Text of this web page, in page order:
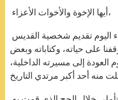
أيها الإخوة والأخوات الأعزاء،
على حياته، وكتاباته وبعض
العودة إلى مسيرته الداخلية،